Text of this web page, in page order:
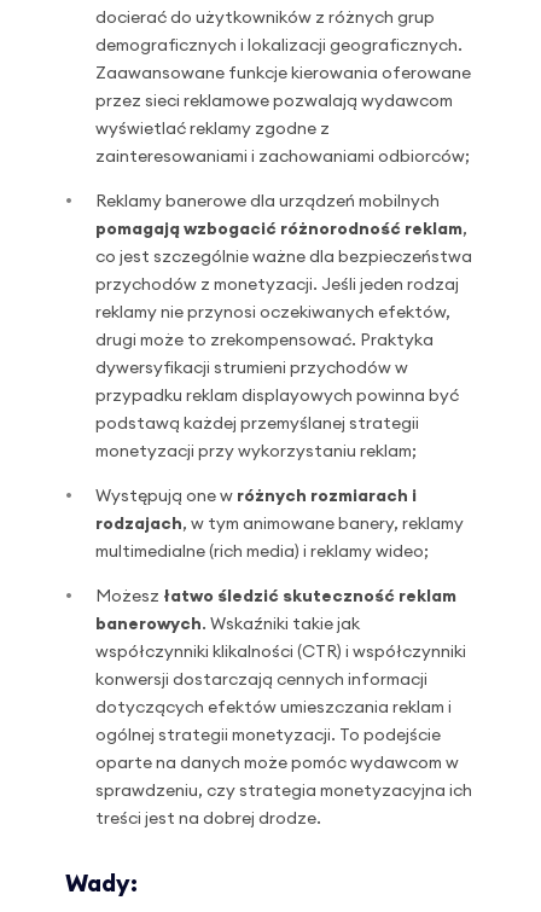
docierać do użytkowników z różnych grup
demograficznych i lokalizacji geograficznych.
Zaawansowane funkcje kierowania oferowane
przez sieci reklamowe pozwalają wydawcom
wyświetlać reklamy zgodne z
zainteresowaniami i zachowaniami odbiorców;
Reklamy banerowe dla urządzeń mobilnych
pomagają wzbogacić różnorodność reklam,
co jest szczególnie ważne dla bezpieczeństwa
przychodów z monetyzacji. Jeśli jeden rodzaj
reklamy nie przynosi oczekiwanych efektów,
drugi może to zrekompensować. Praktyka
dywersyfikacji strumieni przychodów w
przypadku reklam displayowych powinna być
podstawą każdej przemyślanej strategii
monetyzacji przy wykorzystaniu reklam;
Występują one w różnych rozmiarach i
rodzajach, w tym animowane banery, reklamy
multimedialne (rich media) i reklamy wideo;
Możesz łatwo śledzić skuteczność reklam
banerowych. Wskaźniki takie jak
współczynniki klikalności (CTR) i współczynniki
konwersji dostarczają cennych informacji
dotyczących efektów umieszczania reklam i
ogólnej strategii monetyzacji. To podejście
oparte na danych może pomóc wydawcom w
sprawdzeniu, czy strategia monetyzacyjna ich
treści jest na dobrej drodze.
Wady: